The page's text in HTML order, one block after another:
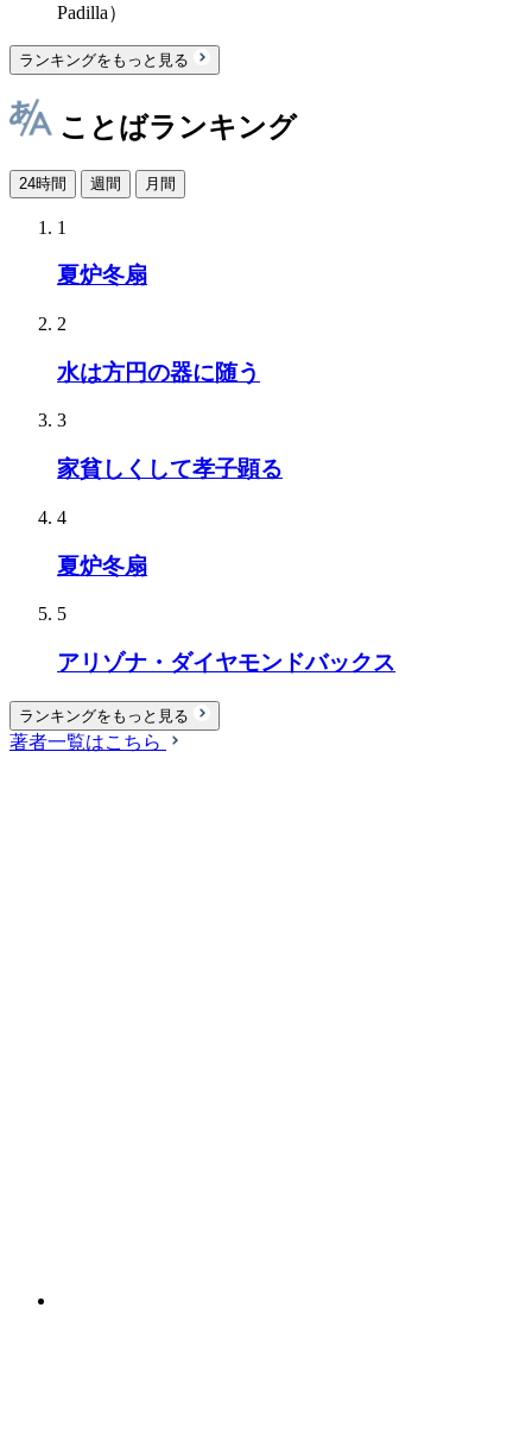
Padilla）
ランキングをもっと見る
ことばランキング
24時間 週間 月間
1
夏炉冬扇
2
水は方円の器に随う
3
家貧しくして孝子顕る
4
夏炉冬扇
5
アリゾナ・ダイヤモンドバックス
ランキングをもっと見る
著者一覧はこちら